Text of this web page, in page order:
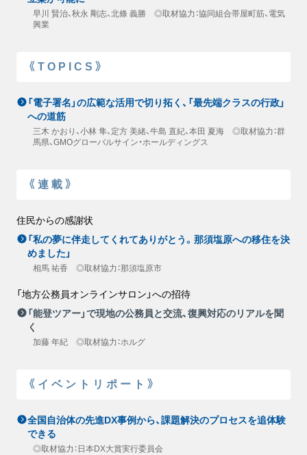
早川 賢治、秋永 剛志、北條 義勝 ◎取材協力：協同組合帯屋町筋、電気
興業
《TOPICS》
「電子署名」の広範な活用で切り拓く、「最先端クラスの行政」
への道筋
三木 かおり、小林 隼、定方 美緒、牛島 直紀、本田 夏海 ◎取材協力：群
馬県、GMOグローバルサイン・ホールディングス
《連載》
住民からの感謝状
「私の夢に伴走してくれてありがとう。那須塩原への移住を決
めました」
相馬 祐香 ◎取材協力：那須塩原市
「地方公務員オンラインサロン」への招待
「能登ツアー」で現地の公務員と交流、復興対応のリアルを聞
く
加藤 年紀 ◎取材協力：ホルグ
《イベントリポート》
全国自治体の先進DX事例から、課題解決のプロセスを追体験
できる
◎取材協力：日本DX大賞実行委員会